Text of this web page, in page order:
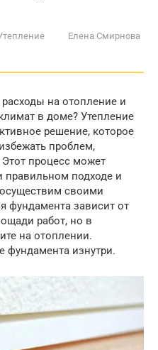
Елена Смирнова
на отопление и
в доме? Утепление
решение, которое
проблем,
процесс может
правильном подходе и
своими
фундамента зависит от
работ, но в
на отоплении.
фундамента изнутри.